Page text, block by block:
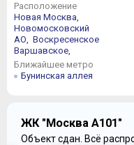
Расположение
Новая Москва,
Новомосковский
АО, Воскресенское
Варшавское,
Ближайшее метро
Бунинская аллея
ЖК "Москва А101"
Объект сдан. Всё